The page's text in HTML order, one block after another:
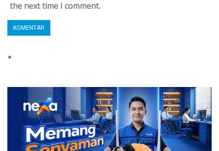
the next time I comment.